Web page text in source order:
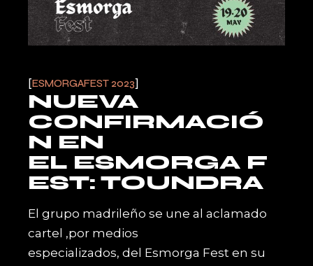
ESMORGAFEST 2023
NUEVA
CONFIRMACIÓ
N EN
EL ESMORGA F
EST: TOUNDRA
El grupo madrileño se une al aclamado
cartel ,por medios
especializados, del Esmorga Fest en su